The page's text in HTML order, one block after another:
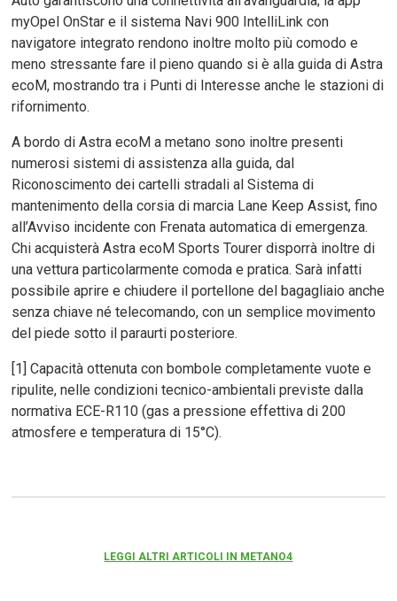
myOpel OnStar e il sistema Navi 900 IntelliLink con
navigatore integrato rendono inoltre molto più comodo e
meno stressante fare il pieno quando si è alla guida di Astra
ecoM, mostrando tra i Punti di Interesse anche le stazioni di
rifornimento.
A bordo di Astra ecoM a metano sono inoltre presenti
numerosi sistemi di assistenza alla guida, dal
Riconoscimento dei cartelli stradali al Sistema di
mantenimento della corsia di marcia Lane Keep Assist, fino
all’Avviso incidente con Frenata automatica di emergenza.
Chi acquisterà Astra ecoM Sports Tourer disporrà inoltre di
una vettura particolarmente comoda e pratica. Sarà infatti
possibile aprire e chiudere il portellone del bagagliaio anche
senza chiave né telecomando, con un semplice movimento
del piede sotto il paraurti posteriore.
[1] Capacità ottenuta con bombole completamente vuote e
ripulite, nelle condizioni tecnico-ambientali previste dalla
normativa ECE-R110 (gas a pressione effettiva di 200
atmosfere e temperatura di 15°C).
LEGGI ALTRI ARTICOLI IN METANO4